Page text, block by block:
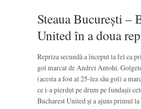
Steaua București –
United în a doua
Repriza secundă a început la fel ca
gol marcat de Andrei Antohi.
(acesta a fost al 25-lea său gol) a
ce i-a pierdut pe drum pe fundașii
Bucharest United și a ajuns primul la